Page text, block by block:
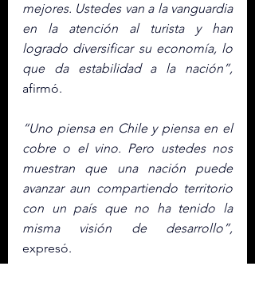
mejores. Ustedes van a la vanguardia
en la atención al turista y han
logrado diversificar su economía, lo
que da estabilidad a la nación”,
afirmó.
“Uno piensa en Chile y piensa en el
cobre o el vino. Pero ustedes nos
muestran que una nación puede
avanzar aun compartiendo territorio
con un país que no ha tenido la
misma visión de desarrollo”,
expresó.